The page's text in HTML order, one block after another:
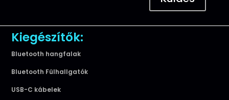
Kiegészítők:
Bluetooth hangfalak
Bluetooth Fülhallgatók
USB-C kábelek